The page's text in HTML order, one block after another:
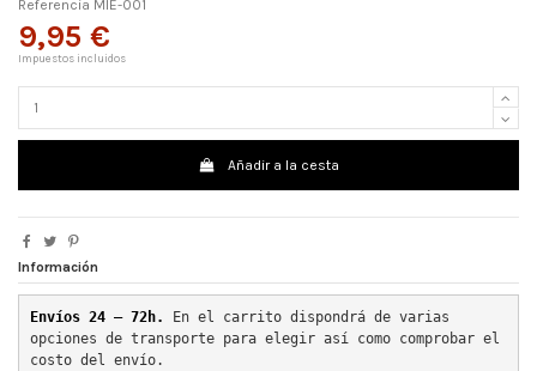
Referencia MIE-001
9,95 €
Impuestos incluidos
Añadir a la cesta
Información
Envíos 24 – 72h.
En el carrito dispondrá de varias
opciones de transporte para elegir así como comprobar el
costo del envío.